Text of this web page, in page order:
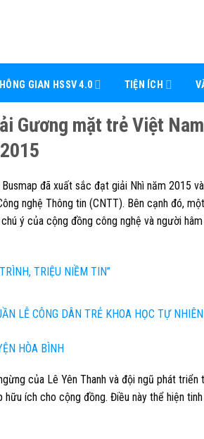
GIAN HSSV 4.0 TIỆN ÍCH
Gương mặt trẻ Việt
2015
đã xuất sắc đạt giải Nhì năm 2015
nghệ Thông tin (CNTT). Bên cạnh đó,
ý của cộng đồng công nghệ và người
TRIỆU NIỀM TIN”
LỄ CÔNG DÂN TRẺ KHOA HỌC TỰ
HÒA BÌNH
của Lê Yên Thanh và đội ngũ phát
ích cho cộng đồng. Điều này thể hiện